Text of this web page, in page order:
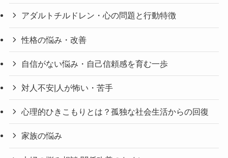
アダルトチルドレン・心の問題と行動特徴
性格の悩み・改善
自信がない悩み・自己信頼感を育む一歩
対人不安|人が怖い・苦手
心理的ひきこもりとは？孤独な社会生活からの回復
家族の悩み